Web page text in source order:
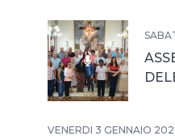
VENERDÌ 3 GENNAIO